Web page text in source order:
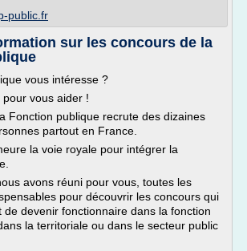
public.fr
sur les concours de la
vous intéresse ?
vous aider !
Fonction publique recrute des dizaines
partout en France.
la voie royale pour intégrer la
avons réuni pour vous, toutes les
pour découvrir les concours qui
de devenir fonctionnaire dans la fonction
la territoriale ou dans le secteur public